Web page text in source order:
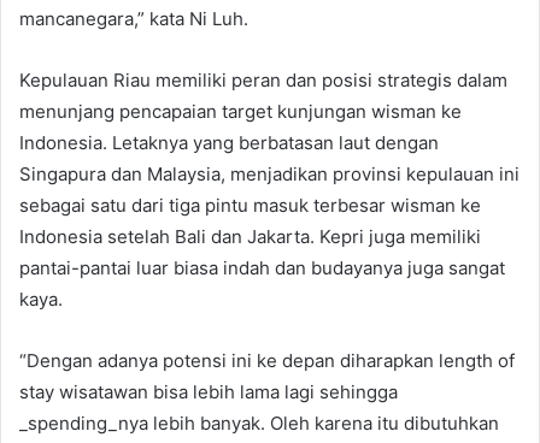
mancanegara,” kata Ni Luh.
Kepulauan Riau memiliki peran dan posisi strategis dalam
menunjang pencapaian target kunjungan wisman ke
Indonesia. Letaknya yang berbatasan laut dengan
Singapura dan Malaysia, menjadikan provinsi kepulauan ini
sebagai satu dari tiga pintu masuk terbesar wisman ke
Indonesia setelah Bali dan Jakarta. Kepri juga memiliki
pantai-pantai luar biasa indah dan budayanya juga sangat
kaya.
“Dengan adanya potensi ini ke depan diharapkan length of
stay wisatawan bisa lebih lama lagi sehingga
_spending_nya lebih banyak. Oleh karena itu dibutuhkan